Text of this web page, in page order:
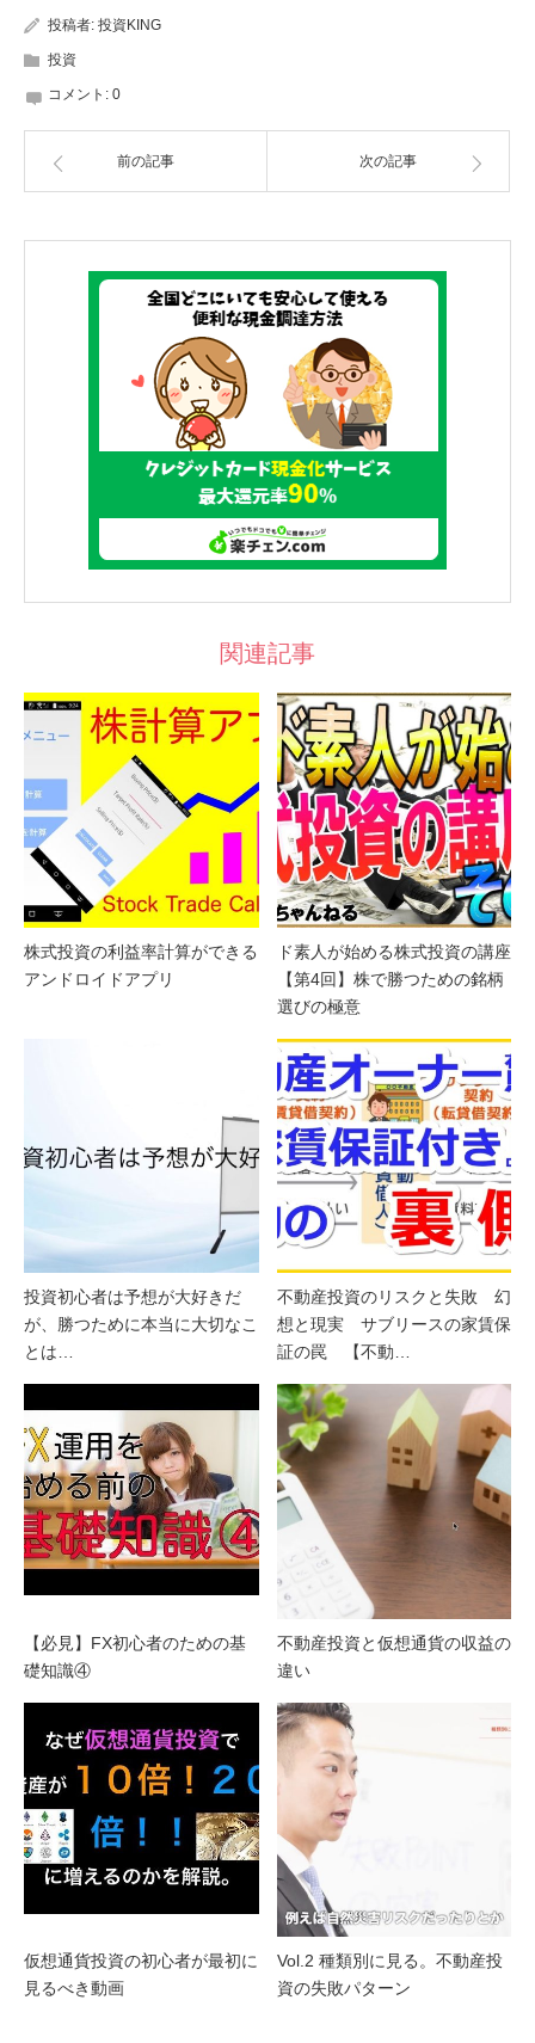
投稿者: 投資KING
投資
コメント: 0
前の記事 次の記事
関連記事
株式投資の利益率計算ができる
アンドロイドアプリ
ド素人が始める株式投資の講座
【第4回】株で勝つための銘柄
選びの極意
投資初心者は予想が大好きだ
が、勝つために本当に大切なこ
とは…
不動産投資のリスクと失敗 幻
想と現実 サブリースの家賃保
証の罠 【不動…
【必見】FX初心者のための基
礎知識④
不動産投資と仮想通貨の収益の
違い
仮想通貨投資の初心者が最初に
見るべき動画
Vol.2 種類別に見る。不動産投
資の失敗パターン